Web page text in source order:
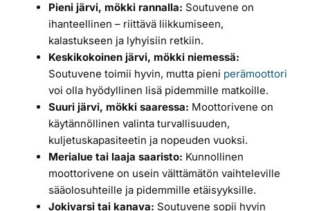
Pieni järvi, mökki rannalla: Soutuvene on
ihanteellinen – riittävä liikkumiseen,
kalastukseen ja lyhyisiin retkiin.
Keskikokoinen järvi, mökki niemessä:
Soutuvene toimii hyvin, mutta pieni perämoottori
voi olla hyödyllinen lisä pidemmille matkoille.
Suuri järvi, mökki saaressa: Moottorivene on
käytännöllinen valinta turvallisuuden,
kuljetuskapasiteetin ja nopeuden vuoksi.
Merialue tai laaja saaristo: Kunnollinen
moottorivene on usein välttämätön vaihteleville
sääolosuhteille ja pidemmille etäisyyksille.
Jokivarsi tai kanava: Soutuvene sopii hyvin